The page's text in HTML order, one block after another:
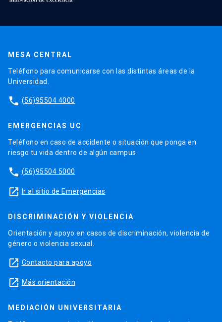
MESA CENTRAL
Teléfono para comunicarse con las distintas áreas de la
Universidad.
phone (56)95504 4000
EMERGENCIAS UC
Teléfono en caso de accidente o situación que ponga en
riesgo tu vida dentro de algún campus.
phone (56)95504 5000
launch Ir al sitio de Emergencias
DISCRIMINACIÓN Y VIOLENCIA
Orientación y apoyo en casos de discriminación, violencia de
género o violencia sexual.
launch Contacto para apoyo
launch Más orientación
MEDIACIÓN UNIVERSITARIA